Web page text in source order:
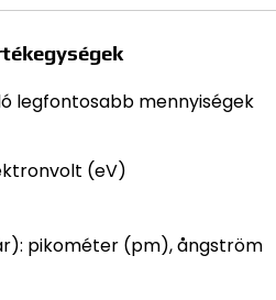
legfontosabb mennyiségek
(eV)
pikométer (pm), ångström